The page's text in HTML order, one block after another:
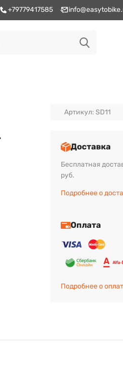
+79779417585
Артикул: SD11
Доставка
Бесплатная
руб.
Подробнее о
Оплата
Подробнее о